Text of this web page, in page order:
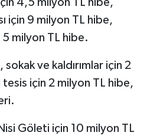
için 9 milyon TL hibe,
5 milyon TL hibe.
ve kaldırımlar için 2
için 2 milyon TL hibe,
Göleti için 10 milyon TL